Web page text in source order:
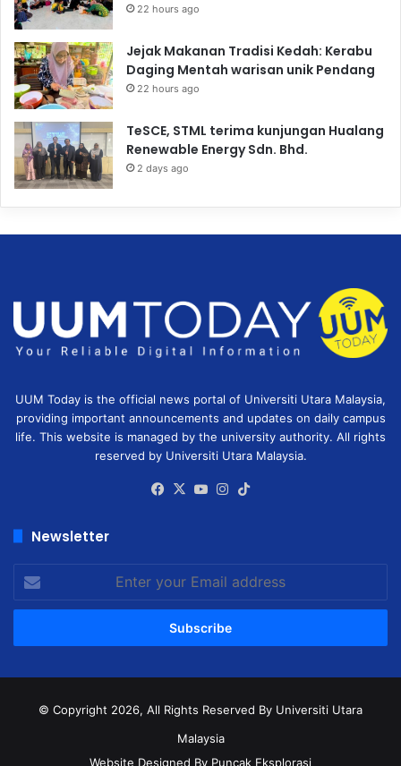
22 hours ago
Jejak Makanan Tradisi Kedah: Kerabu
Daging Mentah warisan unik Pendang
22 hours ago
TeSCE, STML terima kunjungan Hualang
Renewable Energy Sdn. Bhd.
2 days ago
UUM Today is the official news portal of Universiti Utara Malaysia,
providing important announcements and updates on daily campus
life. This website is managed by the university authority. All rights
reserved by Universiti Utara Malaysia.
Facebook
X YouTubeInstagram
Newsletter
your
Email
© Copyright 2026, All Rights Reserved By Universiti Utara
Malaysia
Website Designed By Puncak Eksplorasi